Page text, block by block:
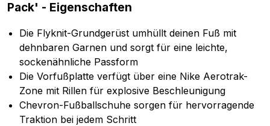
Pack' - Eigenschaften
Die Flyknit-Grundgerüst umhüllt deinen Fuß mit
dehnbaren Garnen und sorgt für eine leichte,
sockenähnliche Passform
Die Vorfußplatte verfügt über eine Nike Aerotrak-
Zone mit Rillen für explosive Beschleunigung
Chevron-Fußballschuhe sorgen für hervorragende
Traktion bei jedem Schritt